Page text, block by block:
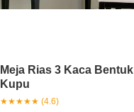
Meja Rias 3 Kaca Bentuk
Kupu
★★★★★ (4.6)